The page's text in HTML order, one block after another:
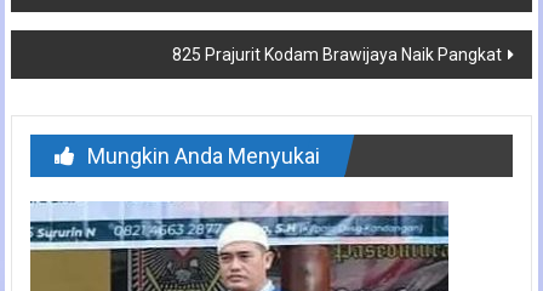
825 Prajurit Kodam Brawijaya Naik Pangkat
Mungkin Anda Menyukai